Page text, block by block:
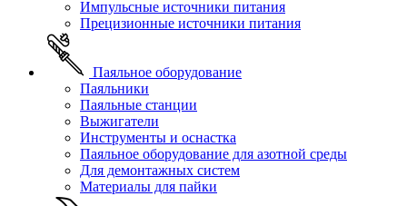
Импульсные источники питания
Прецизионные источники питания
Паяльное оборудование
Паяльники
Паяльные станции
Выжигатели
Инструменты и оснастка
Паяльное оборудование для азотной среды
Для демонтажных систем
Материалы для пайки